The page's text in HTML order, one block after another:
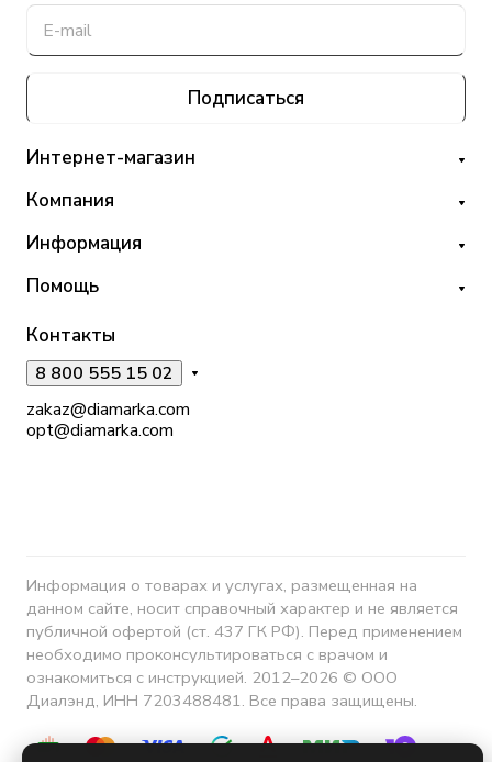
Подписаться
Интернет-магазин
Компания
Информация
Помощь
Контакты
8 800 555 15 02
zakaz@diamarka.com
opt@diamarka.com
Информация о товарах и услугах, размещенная на
данном сайте, носит справочный характер и не является
публичной офертой (ст. 437 ГК РФ). Перед применением
необходимо проконсультироваться с врачом и
ознакомиться с инструкцией. 2012–2026 © ООО
Диалэнд, ИНН 7203488481. Все права защищены.